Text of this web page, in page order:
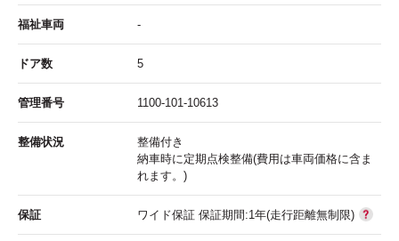
福祉車両 -
ドア数 5
管理番号 1100-101-10613
整備状況
整備付き
納車時に定期点検整備(費用は車両価格に含ま
れます。)
保証 ワイド保証 保証期間:1年(走行距離無制限)